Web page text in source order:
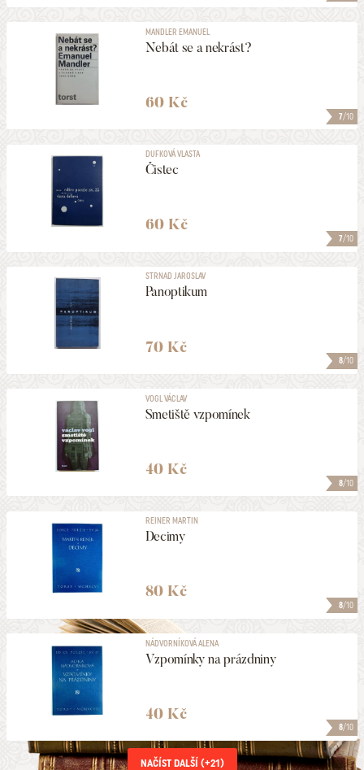
7/10
MANDLER EMANUEL
Nebát se a nekrást?
60 Kč
7/10
DUFKOVÁ VLASTA
Čistec
60 Kč
8/10
STRNAD JAROSLAV
Panoptikum
70 Kč
8/10
VOGL VÁCLAV
Smetiště vzpomínek
40 Kč
8/10
REINER MARTIN
Decimy
80 Kč
8/10
NÁDVORNÍKOVÁ ALENA
Vzpomínky na prázdniny
40 Kč
NAČÍST DALŠÍ (+21)